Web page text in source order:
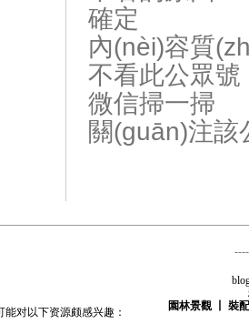
確定
內(nèi)容質
不看此公眾號
微信掃一掃
關(guān)注該
園林景觀 丨 裝
对以下资源颇感兴趣：